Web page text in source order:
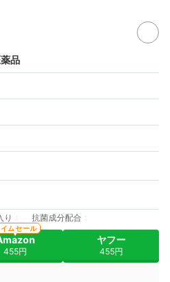
品
り 抗菌成分配合
455円
ムセール
ヤフー
455円